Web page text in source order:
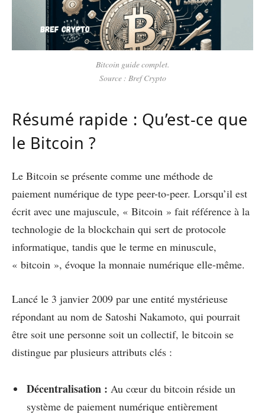
Bitcoin guide complet.
Source : Bref Crypto
Résumé rapide : Qu’est-ce que
le Bitcoin ?
Le Bitcoin se présente comme une méthode de
paiement numérique de type peer-to-peer. Lorsqu’il est
écrit avec une majuscule, « Bitcoin » fait référence à la
technologie de la blockchain qui sert de protocole
informatique, tandis que le terme en minuscule,
« bitcoin », évoque la monnaie numérique elle-même.
Lancé le 3 janvier 2009 par une entité mystérieuse
répondant au nom de Satoshi Nakamoto, qui pourrait
être soit une personne soit un collectif, le bitcoin se
distingue par plusieurs attributs clés :
Décentralisation : Au cœur du bitcoin réside un
système de paiement numérique entièrement